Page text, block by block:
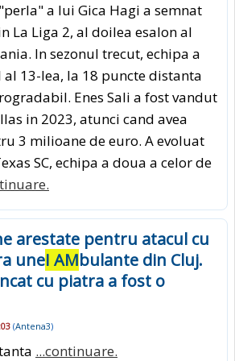
a lui Gica Hagi a semnat
La Liga 2, al doilea esalon al
In sezonul trecut, echipa a
13-lea, la 18 puncte distanta
Enes Sali a fost vandut
in 2023, atunci cand avea
3 milioane de euro. A evoluat
SC, echipa a doua a celor de
arestate pentru atacul cu
uneI AMbulante din Cluj.
cu piatra a fost o
(Antena3)
...continuare.